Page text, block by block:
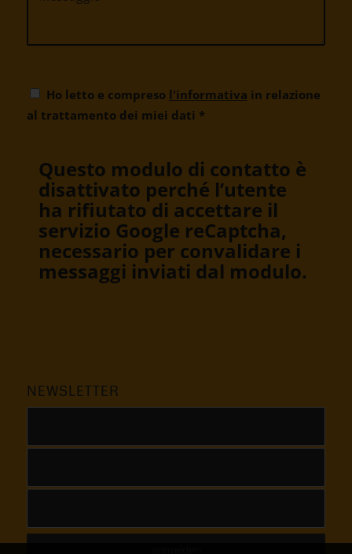
Ho letto e compresol'informativain relazione
al trattamento dei miei dati *
Questo modulo di contatto è
disattivato perché l’utente
ha rifiutato di accettare il